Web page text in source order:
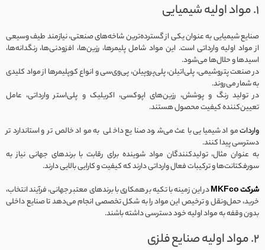
1. مواد اولیه شیمیایی
صنایع شیمیایی به عنوان یکی از گسترده‌ترین شاخه‌های صنعتی، نیازمند طیف وسیعی
از مواد اولیه وارداتی است. این مواد شامل پلیمرها، رزین‌ها، افزودنی‌ها، رنگدانه‌ها،
اسیدها و حلال‌ها می‌شود.
در صنعت پتروشیمی، پلی‌اتیلن، پلی‌پروپیلن، پی‌وی‌سی و انواع کوپلیمرها از مواد کلیدی
به شمار می‌روند.
در تولید رنگ و پوشش، رزین‌های اپوکسی، اکریلیک و پلی‌استر وارداتی، عامل
تعیین‌کننده کیفیت محصول هستند.
وارداتمواد شیمیایی باعث می‌شود صنایع داخلی به مواد خالص‌تر و استانداردتر
دسترسی پیدا کنند.
به عنوان مثال، تولیدکنندگان مواد شوینده برای رقابت با برندهای جهانی نیاز به
سورفکتانت‌ها و ترکیبات فعال وارداتی دارند که کیفیت و کارایی بالایی دارند.
شرکت MKFco
در این زمینه با تکیه بر همکاری با برندهای معتبر جهانی، فرآیند انتخاب،
خرید، حمل‌ونقل و ترخیص این مواد را به شکل تخصصی انجام می‌دهد تا صنایع داخلی
بدون وقفه به مواد اولیه خود دسترسی داشته باشند.
۲. مواد اولیه صنایع فلزی